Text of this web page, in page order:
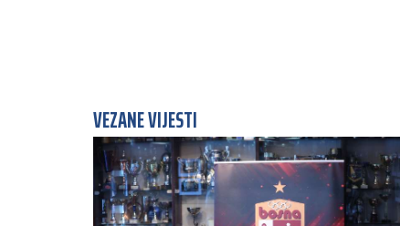
VEZANE VIJESTI